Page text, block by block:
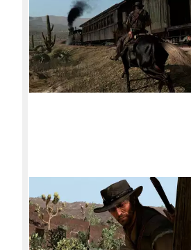
ROCKSTAR GAMES
Red Dead Redemption
PlayStation 5 Plattform
keine Jugendfreigabe (ab 18 Jahren)